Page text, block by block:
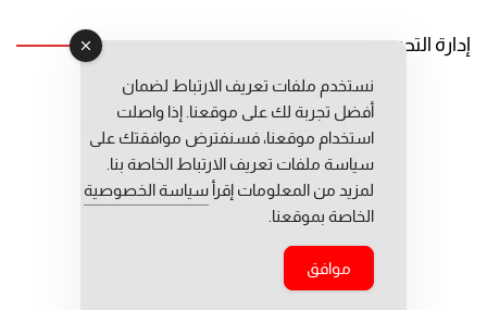
إدارة التحرير
رئيس التحرير: عبد الرحيم التوراني
رئيس التحرير المساعد: المعطي قبال
مديرة التحرير: فاطمة حوحو
جميع حقوق النشر محفوظة © 2026
نستخدم ملفات تعريف الارتباط لضمان
أفضل تجربة لك على موقعنا. إذا واصلت
استخدام موقعنا، فسنفترض موافقتك على
سياسة ملفات تعريف الارتباط الخاصة بنا.
لمزيد من المعلومات إقرأ سياسة الخصوصية
الخاصة بموقعنا.
موافق